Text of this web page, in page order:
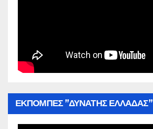
ΕΚΠΟΜΠΕΣ ”ΔΥΝΑΤΗΣ ΕΛΛΑΔΑΣ”